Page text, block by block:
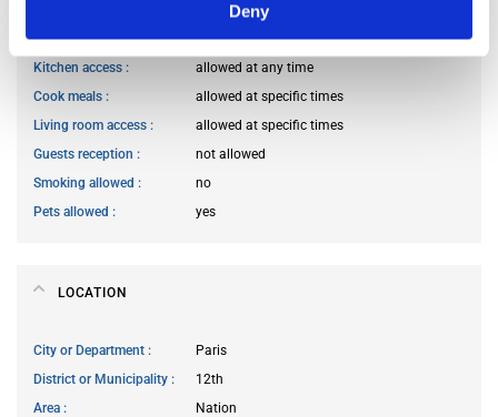
Deny
Kitchen access
allowed at any time
Cook meals
allowed at specific times
Living room access
allowed at specific times
Guests reception
not allowed
Smoking allowed
no
Pets allowed
yes
LOCATION
City or Department
Paris
District or Municipality
12th
Area
Nation